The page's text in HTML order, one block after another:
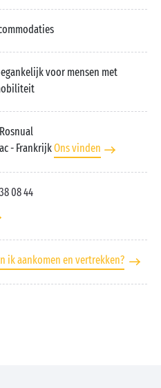
voor mensen met
- FrankrijkOns vinden
08 44
ik aankomen en vertrekken?